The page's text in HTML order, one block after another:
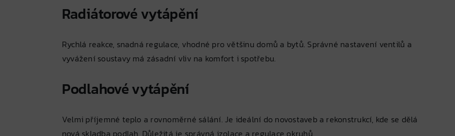
Radiátorové vytápění
Rychlá reakce, snadná regulace, vhodné pro většinu domů a bytů. Správné nastavení ventilů a
vyvážení soustavy má zásadní vliv na komfort i spotřebu.
Podlahové vytápění
Velmi příjemné teplo a rovnoměrné sálání. Je ideální do novostaveb a rekonstrukcí, kde se dělá
nová skladba podlah. Důležitá je správná izolace a regulace okruhů.